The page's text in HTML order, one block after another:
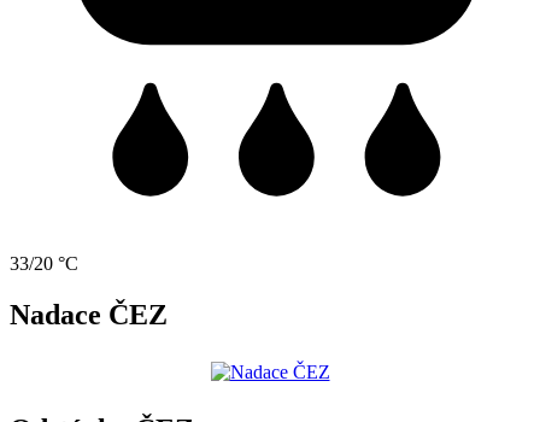
33/20 °C
Nadace ČEZ